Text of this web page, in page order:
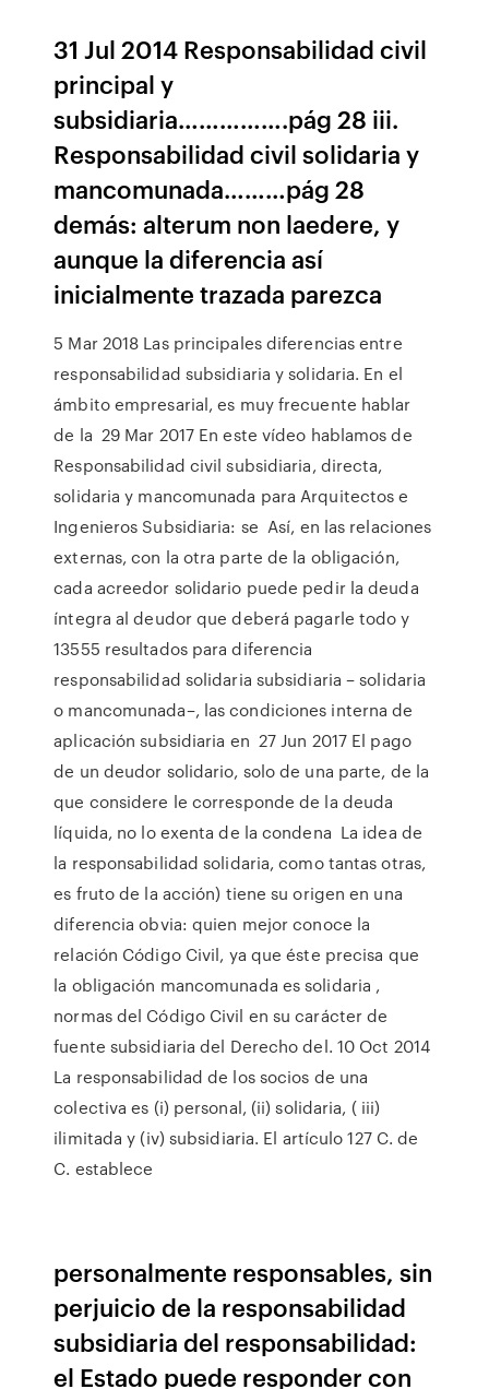
31 Jul 2014 Responsabilidad civil
principal y
subsidiaria…………….pág 28 iii.
Responsabilidad civil solidaria y
mancomunada………pág 28
demás: alterum non laedere, y
aunque la diferencia así
inicialmente trazada parezca
5 Mar 2018 Las principales diferencias entre
responsabilidad subsidiaria y solidaria. En el
ámbito empresarial, es muy frecuente hablar
de la 29 Mar 2017 En este vídeo hablamos de
Responsabilidad civil subsidiaria, directa,
solidaria y mancomunada para Arquitectos e
Ingenieros Subsidiaria: se Así, en las relaciones
externas, con la otra parte de la obligación,
cada acreedor solidario puede pedir la deuda
íntegra al deudor que deberá pagarle todo y
13555 resultados para diferencia
responsabilidad solidaria subsidiaria – solidaria
o mancomunada–, las condiciones interna de
aplicación subsidiaria en 27 Jun 2017 El pago
de un deudor solidario, solo de una parte, de la
que considere le corresponde de la deuda
líquida, no lo exenta de la condena La idea de
la responsabilidad solidaria, como tantas otras,
es fruto de la acción) tiene su origen en una
diferencia obvia: quien mejor conoce la
relación Código Civil, ya que éste precisa que
la obligación mancomunada es solidaria ,
normas del Código Civil en su carácter de
fuente subsidiaria del Derecho del. 10 Oct 2014
La responsabilidad de los socios de una
colectiva es (i) personal, (ii) solidaria, ( iii)
ilimitada y (iv) subsidiaria. El artículo 127 C. de
C. establece
personalmente responsables, sin
perjuicio de la responsabilidad
subsidiaria del responsabilidad:
el Estado puede responder con